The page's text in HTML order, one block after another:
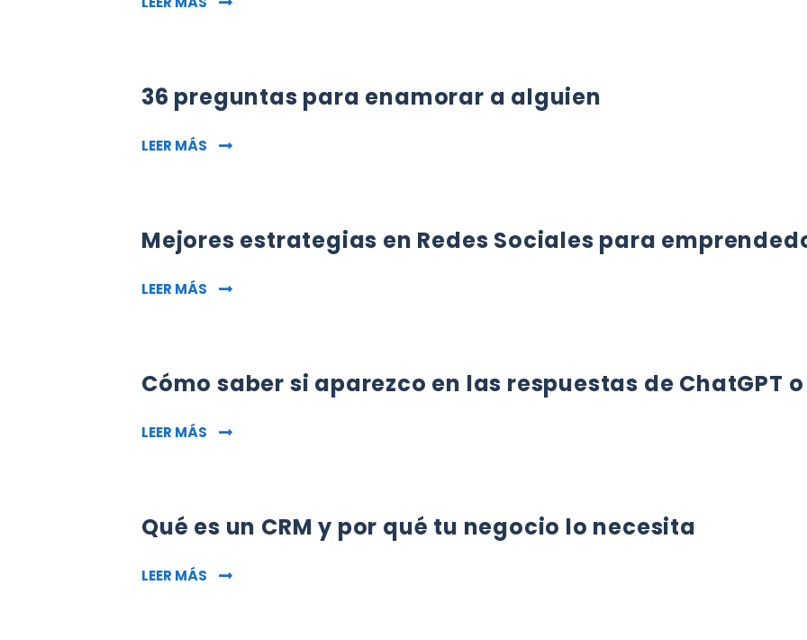
36 preguntas para enamorar a alguien
LEER MÁS 36 PREGUNTAS PARA ENAMORAR A ALGUIEN
Mejores estrategias en Redes Sociales para
LEER MÁS MEJORES ESTRATEGIAS EN REDES SOCIALES PARA EMPRENDEDORES
Cómo saber si aparezco en las respuestas de ChatGPT
LEER MÁS CÓMO SABER SI APAREZCO EN LAS RESPUESTAS DE CHATGPT O GEMINI
Qué es un CRM y por qué tu negocio lo necesita
LEER MÁS QUÉ ES UN CRM Y POR QUÉ TU NEGOCIO LO NECESITA